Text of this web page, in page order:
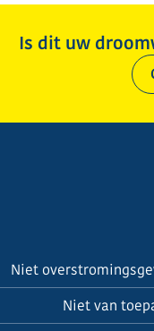
Is dit uw
Niet
Niet van